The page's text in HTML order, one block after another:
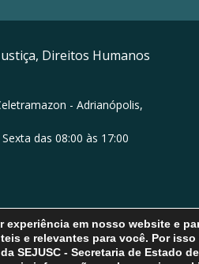
Direitos Humanos
- Adrianópolis,
das 08:00 às 17:00
em nosso website e
e relevantes para você. Por
SEJUSC - Secretaria de Estado